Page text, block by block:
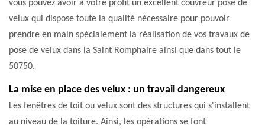
vous pouvez avoir à votre profit un excellent couvreur pose de
velux qui dispose toute la qualité nécessaire pour pouvoir
prendre en main spécialement la réalisation de vos travaux de
pose de velux dans la Saint Romphaire ainsi que dans tout le
50750.
La mise en place des velux : un travail dangereux
Les fenêtres de toit ou velux sont des structures qui s'installent
au niveau de la toiture. Ainsi, les opérations se font